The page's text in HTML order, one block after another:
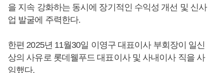
을 지속 강화하는 동시에 장기적인 수익성 개선 및 신사
업 발굴에 주력한다.
한편 2025년 11월30일 이영구 대표이사 부회장이 일신
상의 사유로 롯데웰푸드 대표이사 및 사내이사 직을 사
임했다.